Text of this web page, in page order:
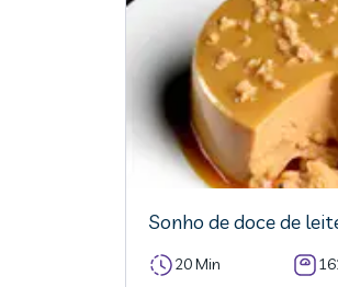
Sonho de doce de
20 Min